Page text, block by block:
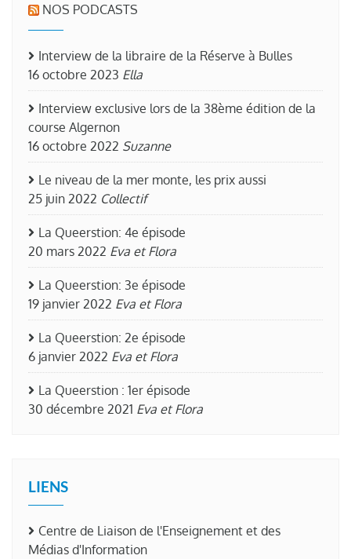
NOS PODCASTS
Interview de la libraire de la Réserve à Bulles
16 octobre 2023 Ella
Interview exclusive lors de la 38ème édition de la
course Algernon
16 octobre 2022 Suzanne
Le niveau de la mer monte, les prix aussi
25 juin 2022 Collectif
La Queerstion: 4e épisode
20 mars 2022 Eva et Flora
La Queerstion: 3e épisode
19 janvier 2022 Eva et Flora
La Queerstion: 2e épisode
6 janvier 2022 Eva et Flora
La Queerstion : 1er épisode
30 décembre 2021 Eva et Flora
LIENS
Centre de Liaison de l'Enseignement et des
Médias d'Information